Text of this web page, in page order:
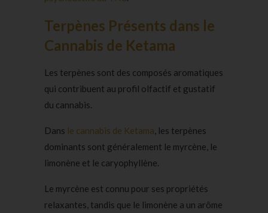
Terpènes Présents dans le
Cannabis de Ketama
Les terpènes sont des composés aromatiques
qui contribuent au profil olfactif et gustatif
du cannabis.
Dans le cannabis de Ketama, les terpènes
dominants sont généralement le myrcène, le
limonène et le caryophyllène.
Le myrcène est connu pour ses propriétés
relaxantes, tandis que le limonène a un arôme